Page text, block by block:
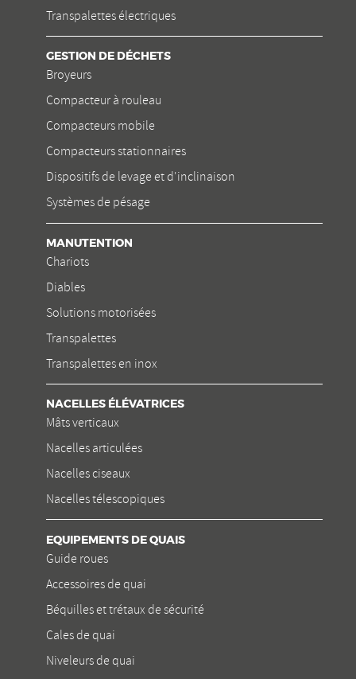
Transpalettes électriques
GESTION DE DÉCHETS
Broyeurs
Compacteur à rouleau
Compacteurs mobile
Compacteurs stationnaires
Dispositifs de levage et d'inclinaison
Systèmes de pésage
MANUTENTION
Chariots
Diables
Solutions motorisées
Transpalettes
Transpalettes en inox
NACELLES ÉLÉVATRICES
Mâts verticaux
Nacelles articulées
Nacelles ciseaux
Nacelles télescopiques
EQUIPEMENTS DE QUAIS
Guide roues
Accessoires de quai
Béquilles et trétaux de sécurité
Cales de quai
Niveleurs de quai